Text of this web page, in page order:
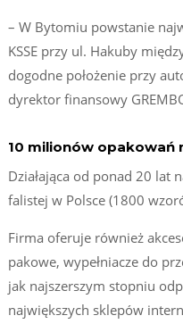
– W Bytomiu powstanie
KSSE przy ul. Hakuby
dogodne położenie przy
dyrektor finansowy
10 milionów opakowań
Działająca od ponad 20 lat
falistej w Polsce (1800
Firma oferuje również
pakowe, wypełniacze do
jak najszerszym stopniu
największych sklepów